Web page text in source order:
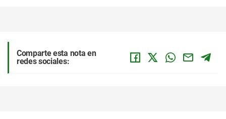
Comparte esta nota en
redes sociales: